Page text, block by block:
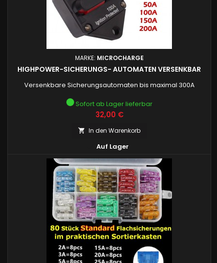
MARKE: MICROCHARGE
HIGHPOWER-SICHERUNGS- AUTOMATEN VERSENKBAR
Versenkbare Sicherungsautomaten bis maximal 300A
Sofort ab Lager lieferbar
Preis
32,00 €
 In den Warenkorb
Auf Lager